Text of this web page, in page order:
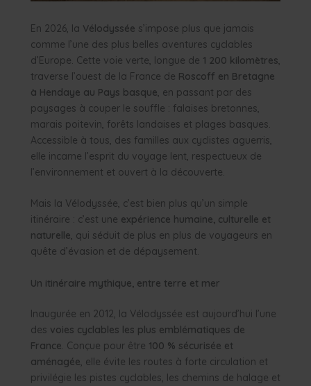
En 2026, la Vélodyssée s’impose plus que jamais
comme l’une des plus belles aventures cyclables
d’Europe. Cette voie verte, longue de 1 200 kilomètres,
traverse l’ouest de la France de Roscoff en Bretagne
à Hendaye au Pays basque, en passant par des
paysages à couper le souffle : falaises bretonnes,
marais poitevin, forêts landaises et plages basques.
Accessible à tous, des familles aux cyclistes aguerris,
elle incarne l’esprit du voyage lent, respectueux de
l’environnement et ouvert à la découverte.
Mais la Vélodyssée, c’est bien plus qu’un simple
itinéraire : c’est une expérience humaine, culturelle et
naturelle, qui séduit de plus en plus de voyageurs en
quête d’évasion et de dépaysement.
Un itinéraire mythique, entre terre et mer
Inaugurée en 2012, la Vélodyssée est aujourd’hui l’une
des voies cyclables les plus emblématiques de
France. Conçue pour être 100 % sécurisée et
aménagée, elle évite les routes à forte circulation et
privilégie les pistes cyclables, les chemins de halage et